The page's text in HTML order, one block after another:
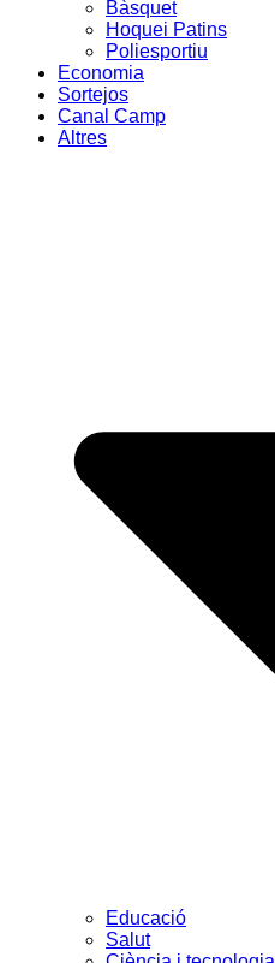
Bàsquet
Hoquei Patins
Poliesportiu
Economia
Sortejos
Canal Camp
Altres
Educació
Salut